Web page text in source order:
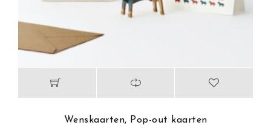
Wenskaarten, Pop-out kaarten